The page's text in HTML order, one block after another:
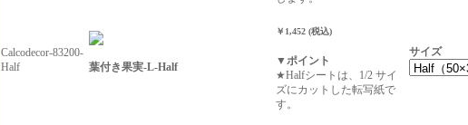
Calcodecor-83200-
Half
葉付き果実-L-Half
￥1,452 (税込)
▼ポイント
★Halfシートは、1/2 サイ
ズにカットした転写紙で
す。
サイズ